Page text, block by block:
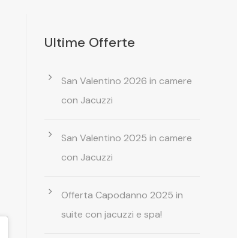
Ultime Offerte
San Valentino 2026 in camere
con Jacuzzi
San Valentino 2025 in camere
con Jacuzzi
Offerta Capodanno 2025 in
suite con jacuzzi e spa!